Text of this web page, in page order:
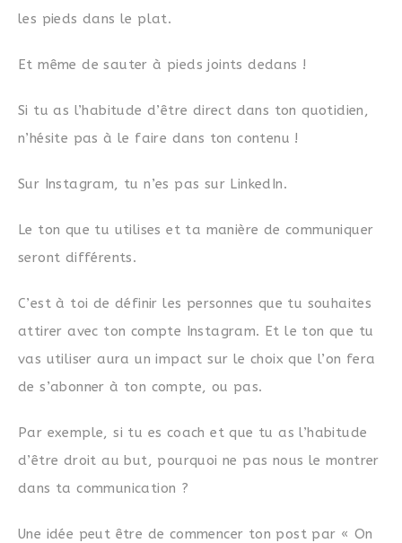
les pieds dans le plat.
Et même de sauter à pieds joints dedans !
Si tu as l’habitude d’être direct dans ton quotidien,
n’hésite pas à le faire dans ton contenu !
Sur Instagram, tu n’es pas sur LinkedIn.
Le ton que tu utilises et ta manière de communiquer
seront différents.
C’est à toi de définir les personnes que tu souhaites
attirer avec ton compte Instagram. Et le ton que tu
vas utiliser aura un impact sur le choix que l’on fera
de s’abonner à ton compte, ou pas.
Par exemple, si tu es coach et que tu as l’habitude
d’être droit au but, pourquoi ne pas nous le montrer
dans ta communication ?
Une idée peut être de commencer ton post par « On